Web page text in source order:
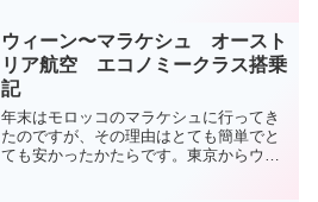
価格でサービスも良く、思った以上に快
適でした。今回の記事では、深圳航空エ
コノミークラスの搭乗記をお届けしま
す。
ウィーン〜マラケシュ オースト
リア航空 エコノミークラス搭乗
記
年末はモロッコのマラケシュに行ってき
たのですが、その理由はとても簡単でと
ても安かったかたらです。東京からウィ